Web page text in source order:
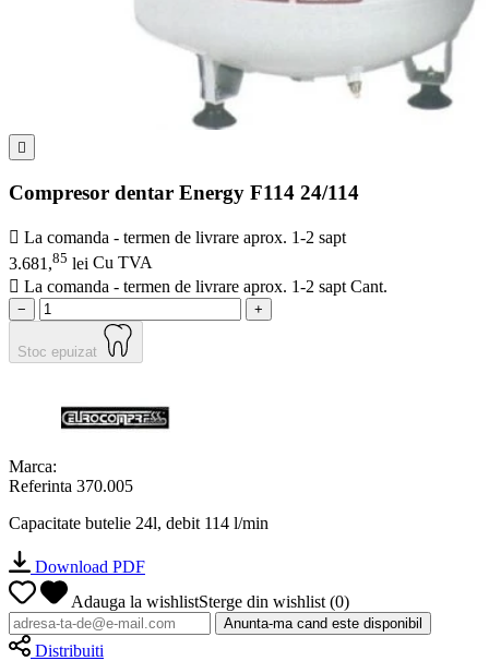

Compresor dentar Energy F114 24/114
 La comanda - termen de livrare aprox. 1-2 sapt
3.681,85 lei Cu TVA
 La comanda - termen de livrare aprox. 1-2 sapt Cant.
− +
Stoc epuizat
Marca:
Referinta 370.005
Capacitate butelie 24l, debit 114 l/min
Download PDF
Adauga la wishlistSterge din wishlist (0)
Anunta-ma cand este disponibil
Distribuiti